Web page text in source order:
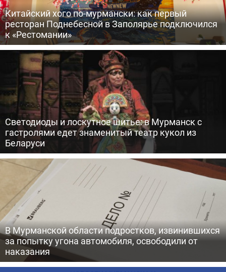
Китайский хого по-мурмански: как первый
ресторан Поднебесной в Заполярье подключился
к «Рестомании»
Светодиоды и лоскутное шитье: в Мурманск с
гастролями едет знаменитый театр кукол из
Беларуси
В Мурманской области подростков, извинившихся
за попытку угона автомобиля, освободили от
наказания